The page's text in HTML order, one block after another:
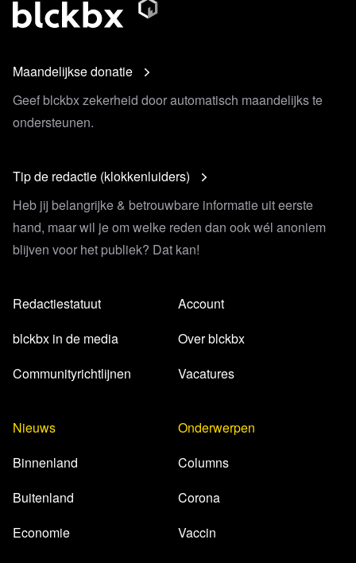
Maandelijkse donatie
Geef blckbx zekerheid door automatisch maandelijks te
ondersteunen.
Tip de redactie (klokkenluiders)
Heb jij belangrijke & betrouwbare informatie uit eerste
hand, maar wil je om welke reden dan ook wél anoniem
blijven voor het publiek? Dat kan!
Redactiestatuut
blckbx in de media
Communityrichtlijnen
Account
Over blckbx
Vacatures
Nieuws
Binnenland
Buitenland
Economie
Onderwerpen
Columns
Corona
Vaccin